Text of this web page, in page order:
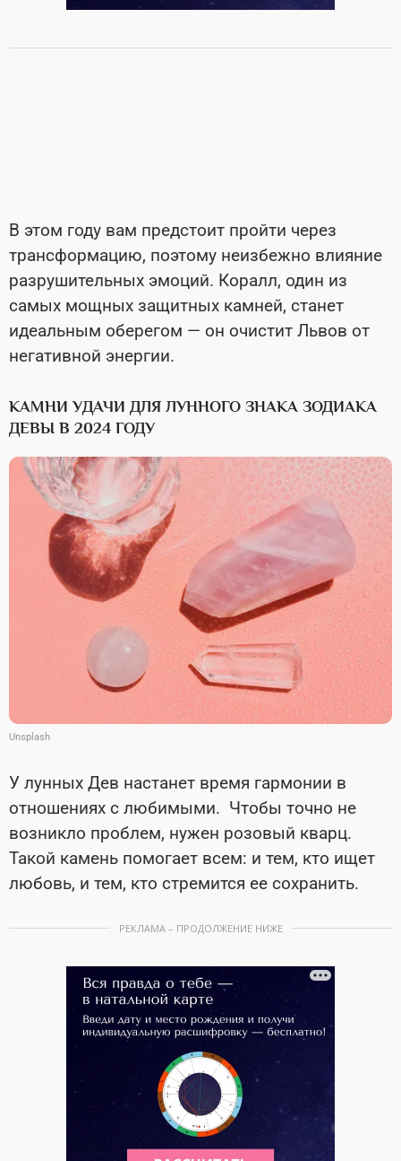
В этом году вам предстоит пройти через
трансформацию, поэтому неизбежно влияние
разрушительных эмоций. Коралл, один из
самых мощных защитных камней, станет
идеальным оберегом — он очистит Львов от
негативной энергии.
КАМНИ УДАЧИ ДЛЯ ЛУННОГО ЗНАКА ЗОДИАКА
ДЕВЫ В 2024 ГОДУ
Unsplash
У лунных Дев настанет время гармонии в
отношениях с любимыми. Чтобы точно не
возникло проблем, нужен розовый кварц.
Такой камень помогает всем: и тем, кто ищет
любовь, и тем, кто стремится ее сохранить.
РЕКЛАМА – ПРОДОЛЖЕНИЕ НИЖЕ